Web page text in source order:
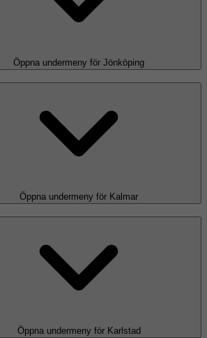
Öppna undermeny för Jönköping
Öppna undermeny för Kalmar
Öppna undermeny för Karlstad